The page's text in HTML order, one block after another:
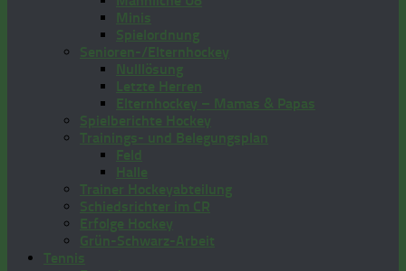
Minis
Spielordnung
Senioren-/Elternhockey
Nulllösung
Letzte Herren
Elternhockey – Mamas & Papas
Spielberichte Hockey
Trainings- und Belegungsplan
Feld
Halle
Trainer Hockeyabteilung
Schiedsrichter im CR
Erfolge Hockey
Grün-Schwarz-Arbeit
Tennis